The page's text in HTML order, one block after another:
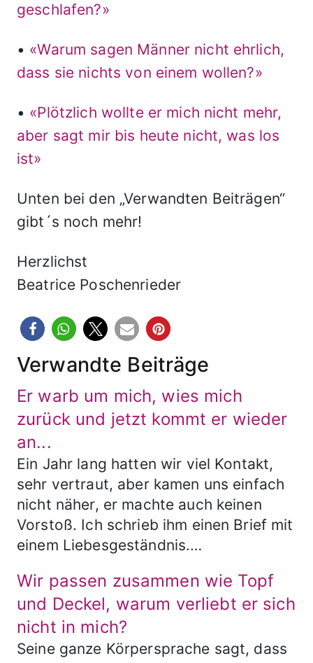
geschlafen?»
• «Warum sagen Männer nicht ehrlich,
dass sie nichts von einem wollen?»
• «Plötzlich wollte er mich nicht mehr,
aber sagt mir bis heute nicht, was los
ist»
Unten bei den „Verwandten Beiträgen“
gibt´s noch mehr!
Herzlichst
Beatrice Poschenrieder
Verwandte Beiträge
Er warb um mich, wies mich
zurück und jetzt kommt er wieder
an...
Ein Jahr lang hatten wir viel Kontakt,
sehr vertraut, aber kamen uns einfach
nicht näher, er machte auch keinen
Vorstoß. Ich schrieb ihm einen Brief mit
einem Liebesgeständnis.…
Wir passen zusammen wie Topf
und Deckel, warum verliebt er sich
nicht in mich?
Seine ganze Körpersprache sagt, dass